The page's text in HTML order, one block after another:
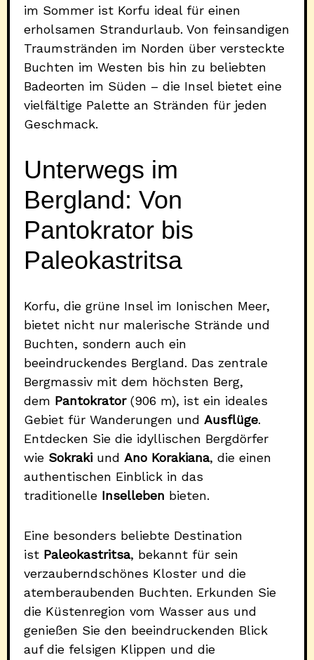
im Sommer ist Korfu ideal für einen
erholsamen Strandurlaub. Von feinsandigen
Traumstränden im Norden über versteckte
Buchten im Westen bis hin zu beliebten
Badeorten im Süden – die Insel bietet eine
vielfältige Palette an Stränden für jeden
Geschmack.
Unterwegs im
Bergland: Von
Pantokrator bis
Paleokastritsa
Korfu, die grüne Insel im Ionischen Meer,
bietet nicht nur malerische Strände und
Buchten, sondern auch ein
beeindruckendes Bergland. Das zentrale
Bergmassiv mit dem höchsten Berg,
dem Pantokrator(906 m), ist ein ideales
Gebiet für Wanderungen und Ausflüge.
Entdecken Sie die idyllischen Bergdörfer
wie Sokraki und Ano Korakiana, die einen
authentischen Einblick in das
traditionelle Inselleben bieten.
Eine besonders beliebte Destination
ist Paleokastritsa, bekannt für sein
verzauberndschönes Kloster und die
atemberaubenden Buchten. Erkunden Sie
die Küstenregion vom Wasser aus und
genießen Sie den beeindruckenden Blick
auf die felsigen Klippen und die